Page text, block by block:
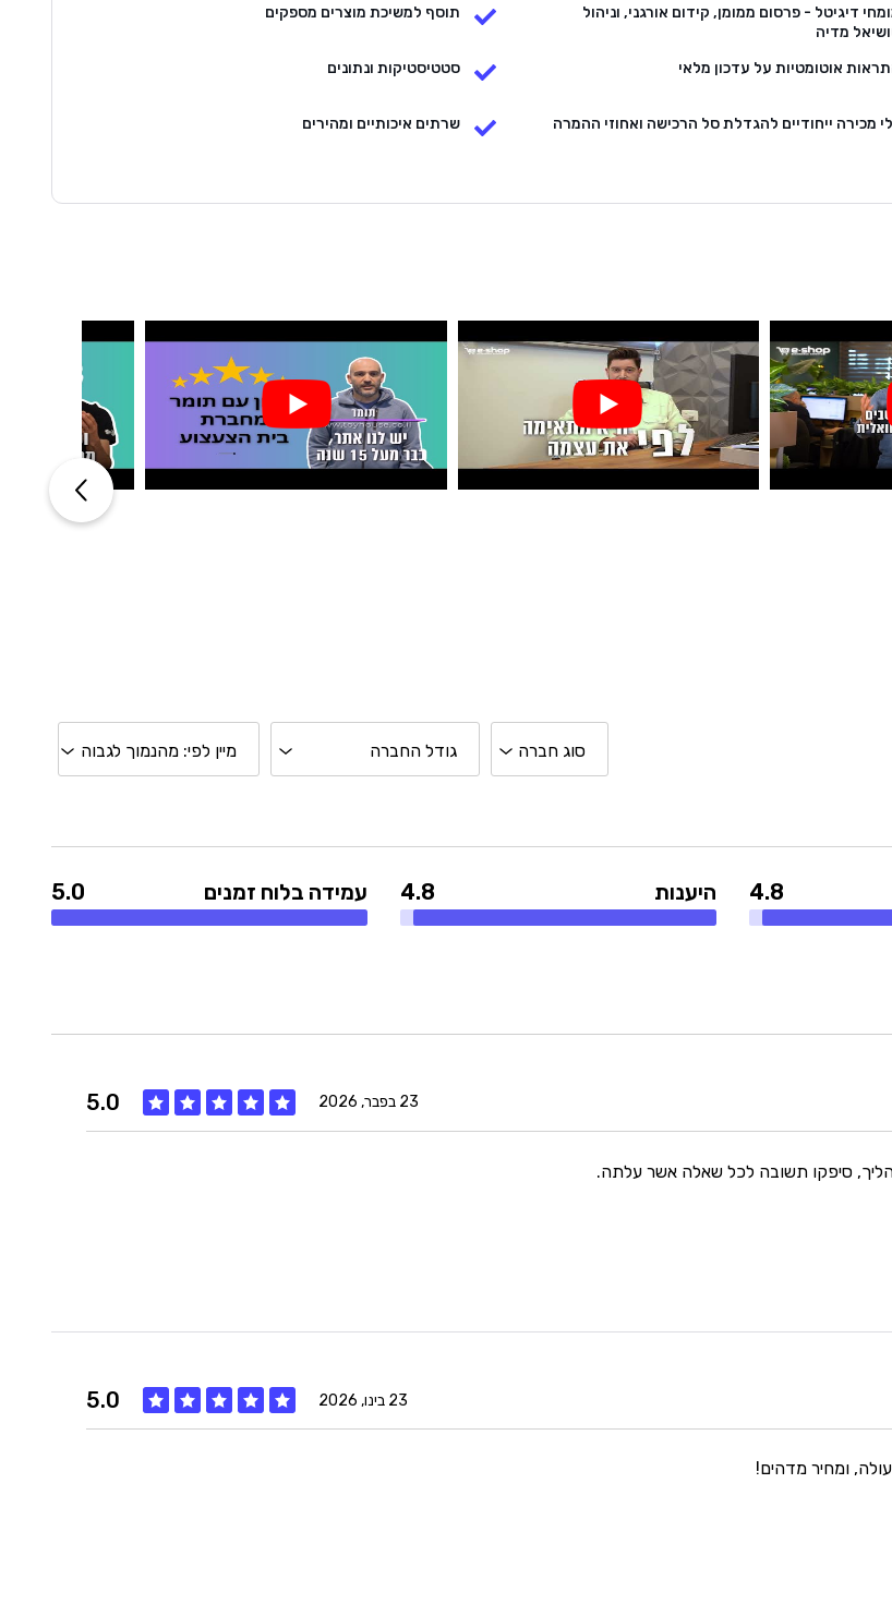
דיגיטל - פרסום ממומן, קידום אורגני, וניהול
מדיה
תוסף למשיכת מוצרים מספקים
אוטומטיות על עדכון מלאי סטטיסטיקות ונתונים
מכירה ייחודיים להגדלת סל הרכישה ואחוזי ההמרה שרתים איכותיים ומהירים
4.8 היענות 4.8 עמידה בלוח זמנים 5.0
23 בפבר, 2026 5.0
היענות 5
זמנים
סיפקו תשובה לכל שאלה אשר עלתה.
23 בינו, 2026 5.0
ומחיר מדהים!